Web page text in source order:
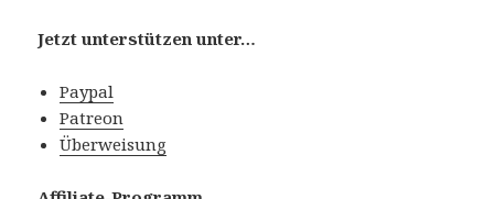
Jetzt unterstützen unter…
Paypal
Patreon
Überweisung